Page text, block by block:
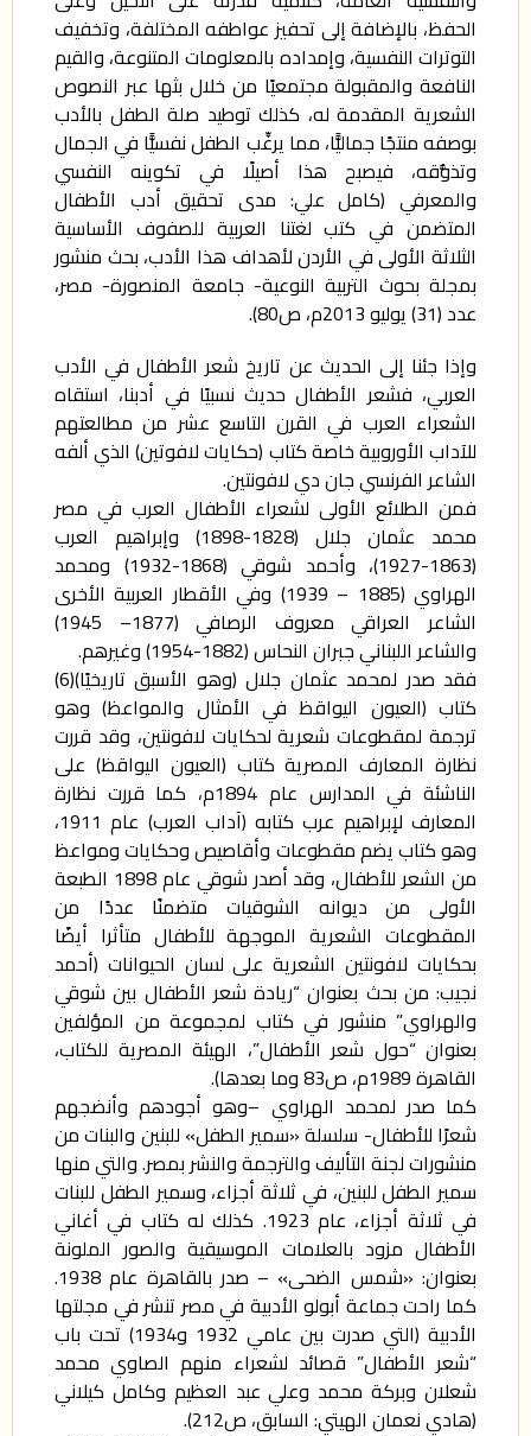
الحفظ، بالإضافة إلى تحفيز عواطفه المختلفة، وتخفيف
التوترات النفسية، وإمداده بالمعلومات المتنوعة، والقيم
النافعة والمقبولة مجتمعيًا من خلال بثها عبر النصوص
الشعرية المقدمة له، كذلك توطيد صلة الطفل بالأدب
بوصفه منتجًا جماليًّا، مما يرغِّب الطفل نفسيًّا في الجمال
وتذوُّقه، فيصبح هذا أصيلًا في تكوينه النفسي
والمعرفي (كامل علي: مدى تحقيق أدب الأطفال
المتضمن في كتب لغتنا العربية للصفوف الأساسية
الثلاثة الأولى في الأردن لأهداف هذا الأدب، بحث منشور
بمجلة بحوث التربية النوعية- جامعة المنصورة- مصر،
عدد (31) يوليو 2013م، ص80).
وإذا جئنا إلى الحديث عن تاريخ شعر الأطفال في الأدب
العربي، فشعر الأطفال حديث نسبيًا في أدبنا، استقاه
الشعراء العرب في القرن التاسع عشر من مطالعتهم
للآداب الأوروبية خاصة كتاب (حكايات لافوتين) الذي ألفه
الشاعر الفرنسي جان دي لافونتين.
فمن الطلائع الأولى لشعراء الأطفال العرب في مصر
محمد عثمان جلال (1828-1898) وإبراهيم العرب
(1863-1927)، وأحمد شوقي (1868-1932) ومحمد
الهراوي (1885 – 1939) وفي الأقطار العربية الأخرى
الشاعر العراقي معروف الرصافي (1877– 1945)
والشاعر اللبناني جبران النحاس (1882-1954) وغيرهم.
فقد صدر لمحمد عثمان جلال (وهو الأسبق تاريخيًا)(6)
كتاب (العيون اليواقظ في الأمثال والمواعظ) وهو
ترجمة لمقطوعات شعرية لحكايات لافونتين، وقد قررت
نظارة المعارف المصرية كتاب (العيون اليواقظ) على
الناشئة في المدارس عام 1894م، كما قررت نظارة
المعارف لإبراهيم عرب كتابه (آداب العرب) عام 1911،
وهو كتاب يضم مقطوعات وأقاصيص وحكايات ومواعظ
من الشعر للأطفال، وقد أصدر شوقي عام 1898 الطبعة
الأولى من ديوانه الشوقيات متضمنًا عددًا من
المقطوعات الشعرية الموجهة للأطفال متأثرا أيضًا
بحكايات لافونتين الشعرية على لسان الحيوانات (أحمد
نجيب: من بحث بعنوان “ريادة شعر الأطفال بين شوقي
والهراوي” منشور في كتاب لمجموعة من المؤلفين
بعنوان “حول شعر الأطفال”، الهيئة المصرية للكتاب،
القاهرة 1989م، ص83 وما بعدها).
كما صدر لمحمد الهراوي –وهو أجودهم وأنضجهم
شعرًا للأطفال- سلسلة «سمير الطفل» للبنين والبنات من
منشورات لجنة التأليف والترجمة والنشر بمصر. والتي منها
سمير الطفل للبنين، في ثلاثة أجزاء، وسمير الطفل للبنات
في ثلاثة أجزاء، عام 1923. كذلك له كتاب في أغاني
الأطفال مزود بالعلامات الموسيقية والصور الملونة
بعنوان: «شمس الضحى» – صدر بالقاهرة عام 1938.
كما راحت جماعة أبولو الأدبية في مصر تنشر في مجلتها
الأدبية (التي صدرت بين عامي 1932 و1934) تحت باب
“شعر الأطفال” قصائد لشعراء منهم الصاوي محمد
شعلان وبركة محمد وعلي عبد العظيم وكامل كيلاني
(هادي نعمان الهيتي: السابق، ص212).